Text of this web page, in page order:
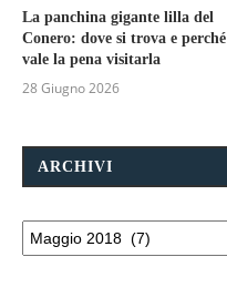
La panchina gigante lilla del
Conero: dove si trova e perché
vale la pena visitarla
28 Giugno 2026
ARCHIVI